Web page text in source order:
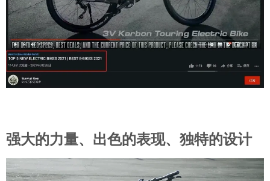
强大的力量、出色的表现、独特的设计